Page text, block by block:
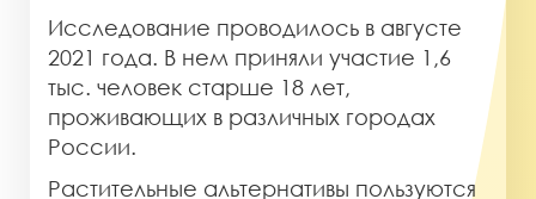
Исследование проводилось в августе
2021 года. В нем приняли участие 1,6
тыс. человек старше 18 лет,
проживающих в различных городах
России.
Растительные альтернативы пользуются